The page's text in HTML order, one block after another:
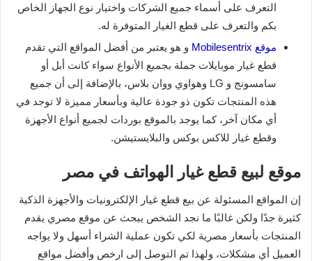
التعرف على أسماء جميع الشركات واختيار نوع الجهاز الخاص
بكم والتعرف على قطع الغيار المتوفرة له.
موقع Mobilesentrix
و هو يعتبر من أفضل المواقع التي تقدم
قطع غيار موبايلات جملة بجميع الأنواع سواء كانت أبل أو
سامسونج و LG وهواوي ووان بلاس، بالإضافة إلى أن جميع
هذه المنتجات تكون ذو جودة عالية وبأسعار مميزة لا توجد في
أي مكان آخر، كما يوجد بالموقع بوردات لجميع أنواع الأجهزة
وقطع غيار للاكس بوكس والبلايستيشن.
موقع لبيع قطع غيار الهواتف في مصر
إن المواقع المسئولة عن بيع قطع غيار الإلكترونيات والأجهزة الذكية
كثيرة جدًا ولكن غالبًا ما نجد الشخص يبحث عن موقع مصري يقدم
المنتجات بأسعار مصرية لكي تكون عملية الشراء أسهل ولا يواجه
العميل أي مشكلات، ولهذا تم التوصل إلى ارخص وأفضل مواقع